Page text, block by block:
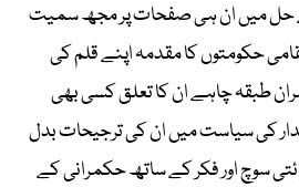
حل میں ان ہی صفحات پر مجھ سمیت
حکومتوں کا مقدمہ اپنے قلم کی
طبقہ چاہے ان کا تعلق کسی بھی
کی سیاست میں ان کی ترجیحات بدل
سوچ اور فکر کے ساتھ حکمرانی کے